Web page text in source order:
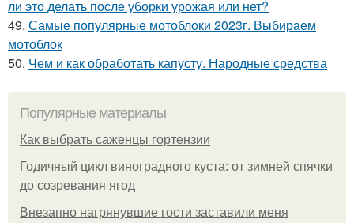
ли это делать после уборки урожая или нет?
49. Самые популярные мотоблоки 2023г. Выбираем
мотоблок
50. Чем и как обработать капусту. Народные средства
Популярные материалы
Как выбрать саженцы гортензии
Годичный цикл виноградного куста: от зимней спячки
до созревания ягод
Внезапно нагрянувшие гости заставили меня